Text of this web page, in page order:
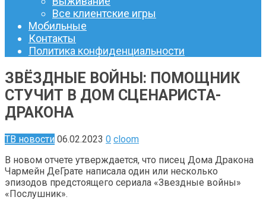
Все клиентские игры
Мобильные
Контакты
Политика конфиденциальности
ЗВЁЗДНЫЕ ВОЙНЫ: ПОМОЩНИК
СТУЧИТ В ДОМ СЦЕНАРИСТА-
ДРАКОНА
ТВ новости 06.02.2023 0 cloom
В новом отчете утверждается, что писец Дома Дракона
Чармейн ДеГрате написала один или несколько
эпизодов предстоящего сериала «Звездные войны»
«Послушник».